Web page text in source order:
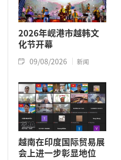
2026年岘港市越韩文
化节开幕
09/08/2026 新闻
越南在印度国际贸易展
会上进一步彰显地位